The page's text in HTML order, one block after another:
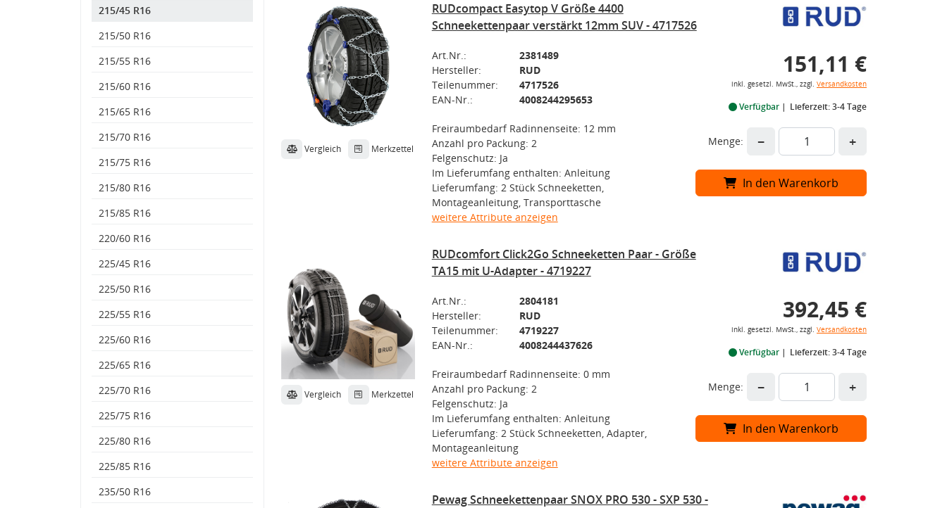
215/45 R16
215/50 R16
215/55 R16
215/60 R16
215/65 R16
215/70 R16
215/75 R16
215/80 R16
215/85 R16
220/60 R16
225/45 R16
225/50 R16
225/55 R16
225/60 R16
225/65 R16
225/70 R16
225/75 R16
225/80 R16
225/85 R16
235/50 R16
Vergleich Merkzettel
RUDcompact Easytop V Größe 4400
Schneekettenpaar verstärkt 12mm SUV - 4717526
Art.Nr.:
2381489
Hersteller:
RUD
Teilenummer:
4717526
EAN-Nr.:
4008244295653
Freiraumbedarf Radinnenseite: 12 mm
Anzahl pro Packung: 2
Felgenschutz: Ja
Im Lieferumfang enthalten: Anleitung
Lieferumfang: 2 Stück Schneeketten,
Montageanleitung, Transporttasche
weitere Attribute anzeigen
151,11 €
inkl. gesetzl. MwSt., zzgl. Versandkosten
Verfügbar Lieferzeit: 3-4 Tage
Menge: − +
In den Warenkorb
Vergleich Merkzettel
RUDcomfort Click2Go Schneeketten Paar - Größe
TA15 mit U-Adapter - 4719227
Art.Nr.:
2804181
Hersteller:
RUD
Teilenummer:
4719227
EAN-Nr.:
4008244437626
Freiraumbedarf Radinnenseite: 0 mm
Anzahl pro Packung: 2
Felgenschutz: Ja
Im Lieferumfang enthalten: Anleitung
Lieferumfang: 2 Stück Schneeketten, Adapter,
Montageanleitung
weitere Attribute anzeigen
392,45 €
inkl. gesetzl. MwSt., zzgl. Versandkosten
Verfügbar Lieferzeit: 3-4 Tage
Menge: − +
In den Warenkorb
Pewag Schneekettenpaar SNOX PRO 530 - SXP 530 -